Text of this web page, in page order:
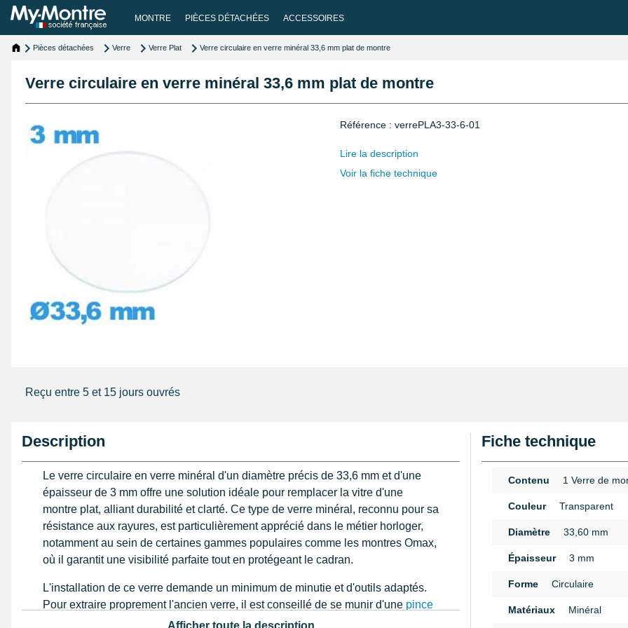
MONTRE PIÈCES DÉTACHÉES ACCESSOIRES
Pièces détachées Verre Verre Plat Verre circulaire en verre minéral 33,6 mm plat de montre
Verre circulaire en verre minéral 33,6 mm plat de montre
Référence : verrePLA3-33-6-01
Lire la description
Voir la fiche technique
Reçu entre 5 et 15 jours ouvrés
Description
Le verre circulaire en verre minéral d'un diamètre précis de 33,6 mm et d'une
épaisseur de 3 mm offre une solution idéale pour remplacer la vitre d'une
montre plat, alliant durabilité et clarté. Ce type de verre minéral, reconnu pour sa
résistance aux rayures, est particulièrement apprécié dans le métier horloger,
notamment au sein de certaines gammes populaires comme les montres Omax,
où il garantit une visibilité parfaite tout en protégeant le cadran.
L'installation de ce verre demande un minimum de minutie et d'outils adaptés.
Pour extraire proprement l'ancien verre, il est conseillé de se munir d'une pince
spécifique pour verre de montre, afin d'éviter d'endommager le boîtier. La pose
Afficher toute la description
Fiche technique
Contenu 1 Verre de
Couleur Transparent
Diamètre 33,60 mm
Épaisseur 3 mm
Forme Circulaire
Matériaux Minéral